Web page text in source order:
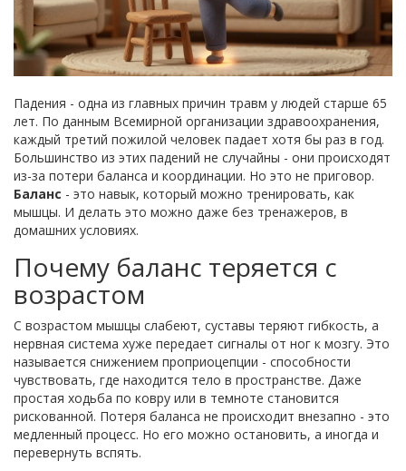
Падения - одна из главных причин травм у людей старше 65
лет. По данным Всемирной организации здравоохранения,
каждый третий пожилой человек падает хотя бы раз в год.
Большинство из этих падений не случайны - они происходят
из-за потери баланса и координации. Но это не приговор.
Баланс - это навык, который можно тренировать, как
мышцы. И делать это можно даже без тренажеров, в
домашних условиях.
Почему баланс теряется с
возрастом
С возрастом мышцы слабеют, суставы теряют гибкость, а
нервная система хуже передает сигналы от ног к мозгу. Это
называется снижением проприоцепции - способности
чувствовать, где находится тело в пространстве. Даже
простая ходьба по ковру или в темноте становится
рискованной. Потеря баланса не происходит внезапно - это
медленный процесс. Но его можно остановить, а иногда и
перевернуть вспять.